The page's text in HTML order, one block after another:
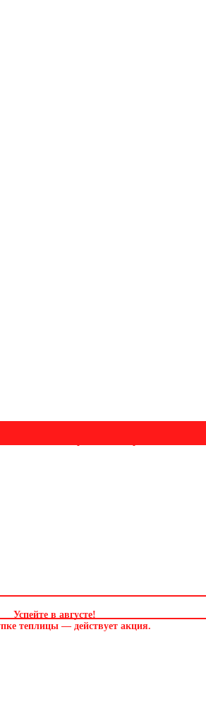
Успейте в августе!
теплицы — действует акция.